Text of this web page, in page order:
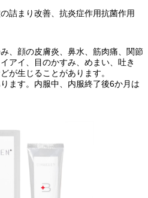
詰まり改善、抗炎症作用抗菌作用
、顔の皮膚炎、鼻水、筋肉痛、関節
アイ、目のかすみ、めまい、吐き
が生じることがあります。
ます。内服中、内服終了後6か月は